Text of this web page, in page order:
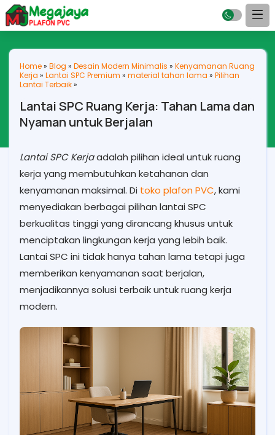
Home» Blog » Desain Modern Minimalis » Kenyamanan Ruang
Kerja » Lantai SPC Premium » material tahan lama » Pilihan
Lantai Terbaik»
Lantai SPC Ruang Kerja: Tahan Lama dan
Nyaman untuk Berjalan
Lantai SPC Kerjaadalah pilihan ideal untuk ruang
kerja yang membutuhkan ketahanan dan
kenyamanan maksimal. Di toko plafon PVC, kami
menyediakan berbagai pilihan lantai SPC
berkualitas tinggi yang dirancang khusus untuk
menciptakan lingkungan kerja yang lebih baik.
Lantai SPC ini tidak hanya tahan lama tetapi juga
memberikan kenyamanan saat berjalan,
menjadikannya solusi terbaik untuk ruang kerja
modern.